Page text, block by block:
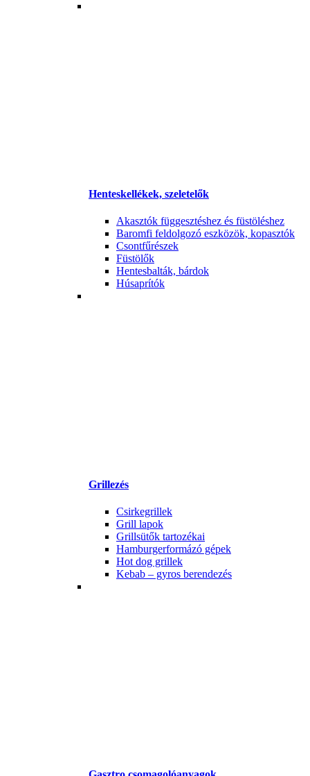
Henteskellékek, szeletelők
Akasztók függesztéshez és füstöléshez
Baromfi feldolgozó eszközök, kopasztók
Csontfűrészek
Füstölők
Hentesbalták, bárdok
Húsaprítók
Grillezés
Csirkegrillek
Grill lapok
Grillsütők tartozékai
Hamburgerformázó gépek
Hot dog grillek
Kebab – gyros berendezés